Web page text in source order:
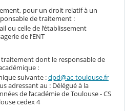
pour un droit relatif à un
de traitement :
ou celle de l’établissement
de l’ENT
dont le responsable de
:
suivante :dpd@ac-toulouse.fr
adressant au : Délégué à la
de l’académie de Toulouse - CS
cedex 4